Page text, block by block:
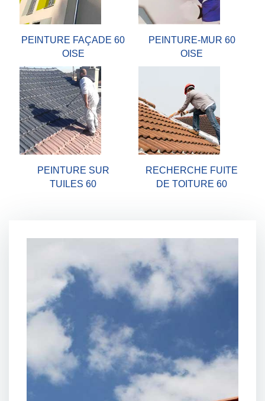
PEINTURE FAÇADE 60
OISE
PEINTURE-MUR 60
OISE
PEINTURE SUR
TUILES 60
RECHERCHE FUITE
DE TOITURE 60